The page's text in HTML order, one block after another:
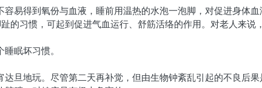
容易得到氧份与血液，睡前用温热的水泡一泡脚，对促进身
的习惯，可起到促进气血运行、舒筋活络的作用。对老人来说
眠坏习惯。
达旦地玩。尽管第二天再补觉，但由生物钟紊乱引起的不良后